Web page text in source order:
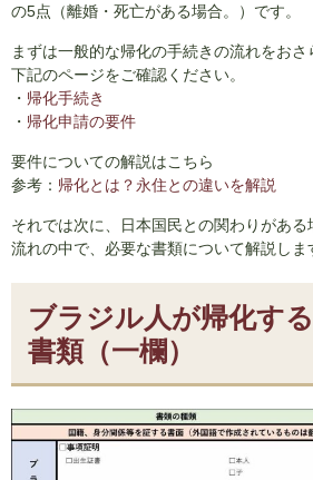
の5点（離婚・死亡がある場合。）です。
まずは一般的な帰化の手続きの流れをおさ
下記のページをご確認ください。
・ 帰化手続き
・ 帰化申請の要件
要件についての解説はこちら
参考： 帰化とは？永住との違いを解説
それでは次に、日本国民との関わりがあ
流れの中で、必要な書類について解説しま
ブラジル人が帰化す
書類（一欄）